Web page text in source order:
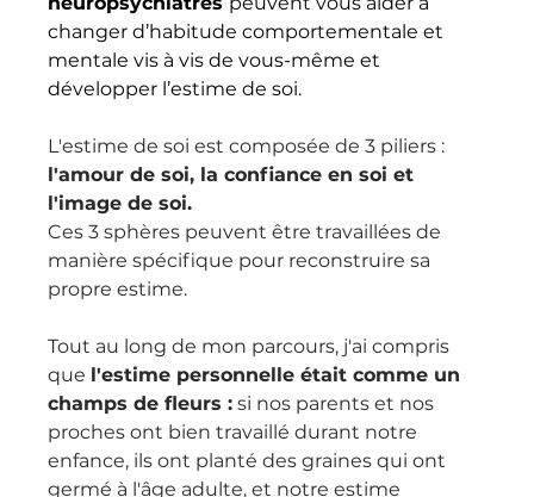
changer d’habitude comportementale et
mentale vis à vis de vous-même et
développer l’estime de soi.
L'estime de soi est composée de 3 piliers :
l'amour de soi, la confiance en soi et
l'image de soi.
Ces 3 sphères peuvent être travaillées de
manière spécifique pour reconstruire sa
propre estime.
Tout au long de mon parcours, j'ai compris
que l'estime personnelle était comme un
champs de fleurs : si nos parents et nos
proches ont bien travaillé durant notre
enfance, ils ont planté des graines qui ont
germé à l'âge adulte, et notre estime